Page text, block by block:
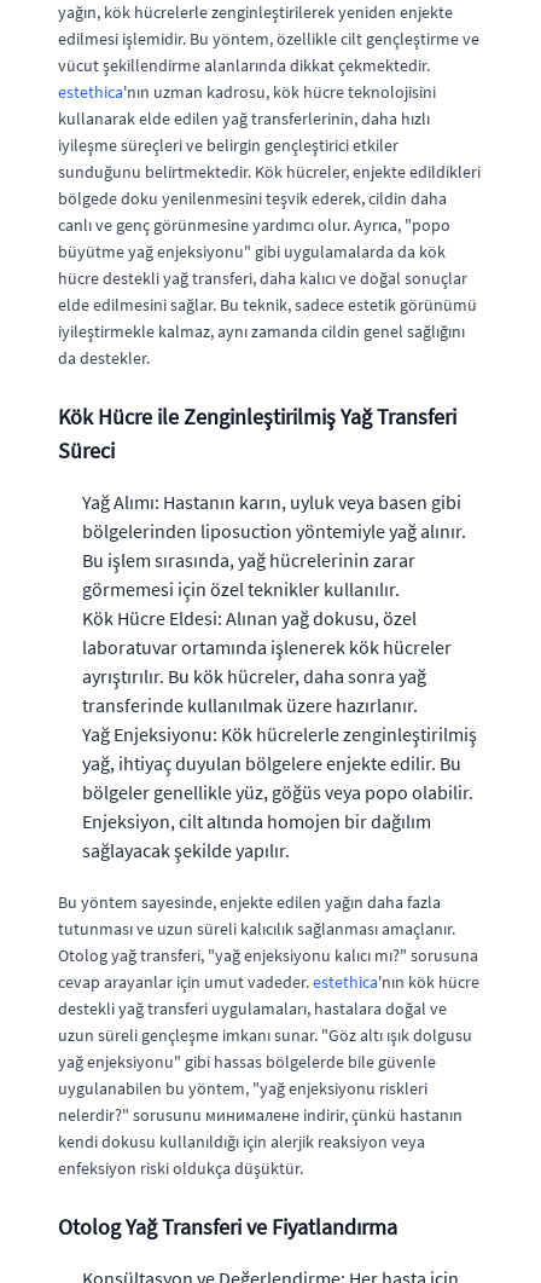
yağın, kök hücrelerle zenginleştirilerek yeniden enjekte
edilmesi işlemidir. Bu yöntem, özellikle cilt gençleştirme ve
vücut şekillendirme alanlarında dikkat çekmektedir.
estethica'nın uzman kadrosu, kök hücre teknolojisini
kullanarak elde edilen yağ transferlerinin, daha hızlı
iyileşme süreçleri ve belirgin gençleştirici etkiler
sunduğunu belirtmektedir. Kök hücreler, enjekte edildikleri
bölgede doku yenilenmesini teşvik ederek, cildin daha
canlı ve genç görünmesine yardımcı olur. Ayrıca, "popo
büyütme yağ enjeksiyonu" gibi uygulamalarda da kök
hücre destekli yağ transferi, daha kalıcı ve doğal sonuçlar
elde edilmesini sağlar. Bu teknik, sadece estetik görünümü
iyileştirmekle kalmaz, aynı zamanda cildin genel sağlığını
da destekler.
Kök Hücre ile Zenginleştirilmiş Yağ Transferi
Süreci
Yağ Alımı: Hastanın karın, uyluk veya basen gibi
bölgelerinden liposuction yöntemiyle yağ alınır.
Bu işlem sırasında, yağ hücrelerinin zarar
görmemesi için özel teknikler kullanılır.
Kök Hücre Eldesi: Alınan yağ dokusu, özel
laboratuvar ortamında işlenerek kök hücreler
ayrıştırılır. Bu kök hücreler, daha sonra yağ
transferinde kullanılmak üzere hazırlanır.
Yağ Enjeksiyonu: Kök hücrelerle zenginleştirilmiş
yağ, ihtiyaç duyulan bölgelere enjekte edilir. Bu
bölgeler genellikle yüz, göğüs veya popo olabilir.
Enjeksiyon, cilt altında homojen bir dağılım
sağlayacak şekilde yapılır.
Bu yöntem sayesinde, enjekte edilen yağın daha fazla
tutunması ve uzun süreli kalıcılık sağlanması amaçlanır.
Otolog yağ transferi, "yağ enjeksiyonu kalıcı mı?" sorusuna
cevap arayanlar için umut vadeder.estethica'nın kök hücre
destekli yağ transferi uygulamaları, hastalara doğal ve
uzun süreli gençleşme imkanı sunar. "Göz altı ışık dolgusu
yağ enjeksiyonu" gibi hassas bölgelerde bile güvenle
uygulanabilen bu yöntem, "yağ enjeksiyonu riskleri
nelerdir?" sorusunu минималенe indirir, çünkü hastanın
kendi dokusu kullanıldığı için alerjik reaksiyon veya
enfeksiyon riski oldukça düşüktür.
Otolog Yağ Transferi ve Fiyatlandırma
Konsültasyon ve Değerlendirme: Her hasta için